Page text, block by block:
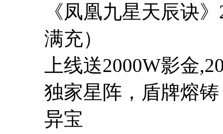
《凤凰九星天辰诀
满充）
上线送2000W影金
独家星阵，盾牌熔
异宝